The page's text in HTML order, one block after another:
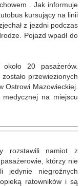
. Jak informuje
kursujący na linii
z jezdni podczas
Pojazd wpadł do
20 pasażerów.
przewiezionych
Ostrowi Mazowieckiej.
medycznej na miejscu
rozstawili namiot z
którzy nie
jedynie niegroźnych
ratowników i są